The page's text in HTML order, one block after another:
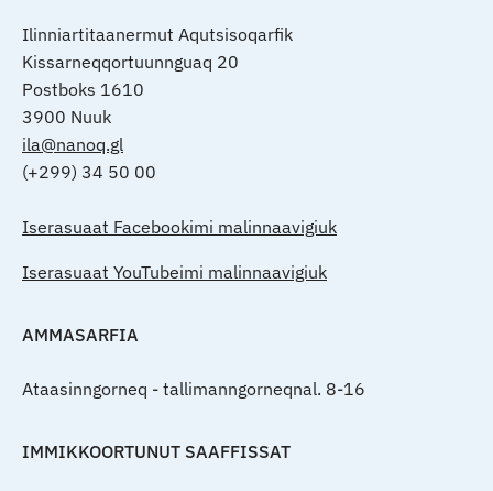
Ilinniartitaanermut Aqutsisoqarfik
Kissarneqqortuunnguaq 20
Postboks 1610
3900 Nuuk
ila@nanoq.gl
(+299) 34 50 00
Iserasuaat Facebookimi malinnaavigiuk
Iserasuaat YouTubeimi malinnaavigiuk
AMMASARFIA
Ataasinngorneq - tallimanngorneqnal. 8-16
IMMIKKOORTUNUT SAAFFISSAT